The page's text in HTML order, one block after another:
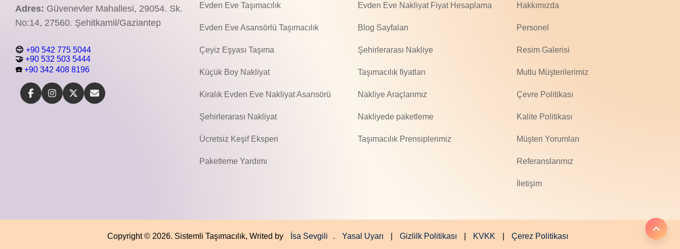
Adres: Güvenevler Mahallesi, 29054. Sk.
No:14, 27560. Şehitkamil/Gaziantep
😊 +90 542 775 5044
🤝 +90 532 503 5444
☎️ +90 342 408 8196
Evden Eve Taşımacılık
Evden Eve Asansörlü Taşımacılık
Çeyiz Eşyası Taşıma
Küçük Boy Nakliyat
Kiralık Evden Eve Nakliyat Asansörü
Şehirlerarası Nakliyat
Ücretsiz Keşif Eksperi
Paketleme Yardımı
Evden Eve Nakliyat Fiyat Hesaplama
Blog Sayfaları
Şehirlerarası Nakliye
Taşımacılık fiyatları
Nakliye Araçlarımız
Nakliyede paketleme
Taşımacılık Prensiplerimiz
Hakkımızda
Personel
Resim Galerisi
Mutlu Müşterilerimiz
Çevre Politikası
Kalite Politikası
Müşteri Yorumları
Referanslarımız
İletişim
Copyright © 2026. Sistemli Taşımacılık, Writed by İsa Sevgili . Yasal Uyarı | Gizlilk Politikası | KVKK | Çerez Politikası